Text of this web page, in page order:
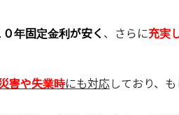
年固定金利が安く 、さらに充実
害や失業時にも対応しており、